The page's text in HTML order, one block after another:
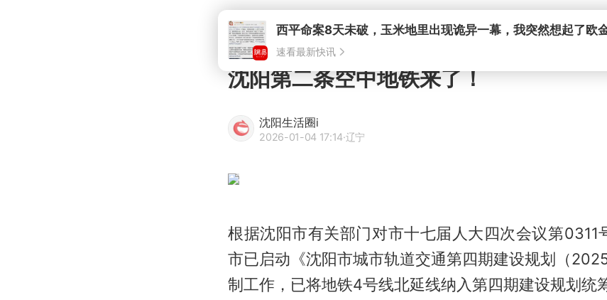
沈阳第二条空中地铁来了！
沈阳生活圈i
2026-01-04 17:14·辽宁
根据沈阳市有关部门对市十七届人大四次会议第0311
市已启动《沈阳市城市轨道交通第四期建设规划（
制工作，已将地铁4号线北延线纳入第四期建设规划统